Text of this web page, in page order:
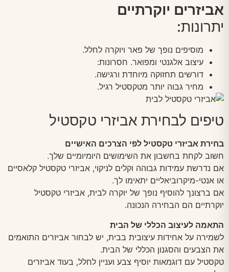
אביזרים יוקרתיים
יתרונות:
מוסיפים נופך של פאר ויוקרה לחלל.
עיצוב אלגנטי ומפואר. חסרונות:
דורשים תחזוקה מיוחדת ורגישה.
מחיר גבוה יותר מטקסטיל רגיל.
טיפים לבחירת אביזרי טקסטיל
בחירת אביזרי טקסטיל לפי הצרכים האישיים
חשוב לקחת בחשבון את השימושים היומיומיים שלך.
אם נדרשת עמידות גבוהה וקלים לניקוי, אביזרי טקסטיל קלאסיים
או אנטי-מיקרוביאליים יתאימו לך.
אם ברצונך להוסיף נופך של יוקרה לבית, אביזרי טקסטיל
יוקרתיים הם הבחירה הנכונה.
התאמה לעיצוב הכללי של הבית
לשמירה על אחידות עיצובית בבית, יש לבחור אביזרים התואמים
את הצבעים והסגנון הכללי של הבית.
טקסטיל עם דוגמאות יוסיף צבע ועניין לחלל, בעוד אביזרים